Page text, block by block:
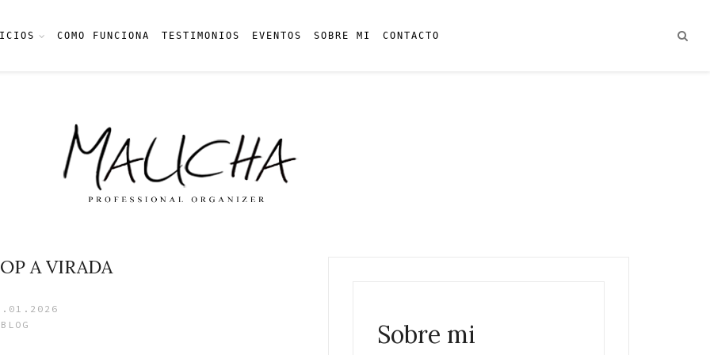
COMO FUNCIONA TESTIMONIOS EVENTOS SOBRE MI CONTACTO
A VIRADA
BLOG
Sobre mi